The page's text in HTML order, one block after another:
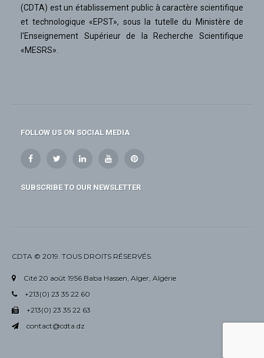
(CDTA) est un établissement public à caractère scientifique
et technologique «EPST», sous la tutelle du Ministère de
l'Enseignement Supérieur de la Recherche Scientifique
«MESRS».
FOLLOW US ON SOCIAL MEDIA
SUBSCRIBE TO OUR NEWSLETTER
CDTA © 2019. TOUS DROITS RÉSERVÉS.
Cité 20 août 1956 Baba Hassen, Alger, Algérie
+213(0) 23 35 22 60
+213(0) 23 35 22 63
contact@cdta.dz